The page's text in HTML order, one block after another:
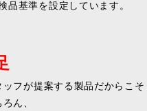
品基準を設定しています。
フが提案する製品だからこそ
ん、